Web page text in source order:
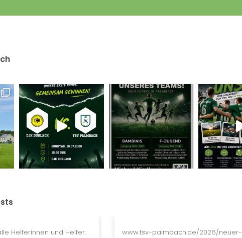
Helferinnen und Helfer.
www.tsv-palmbach.de/2026/neuer-